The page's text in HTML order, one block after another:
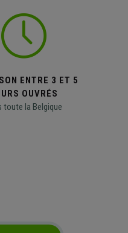
ENTRE 3 ET 5
OUVRÉS
toute la Belgique